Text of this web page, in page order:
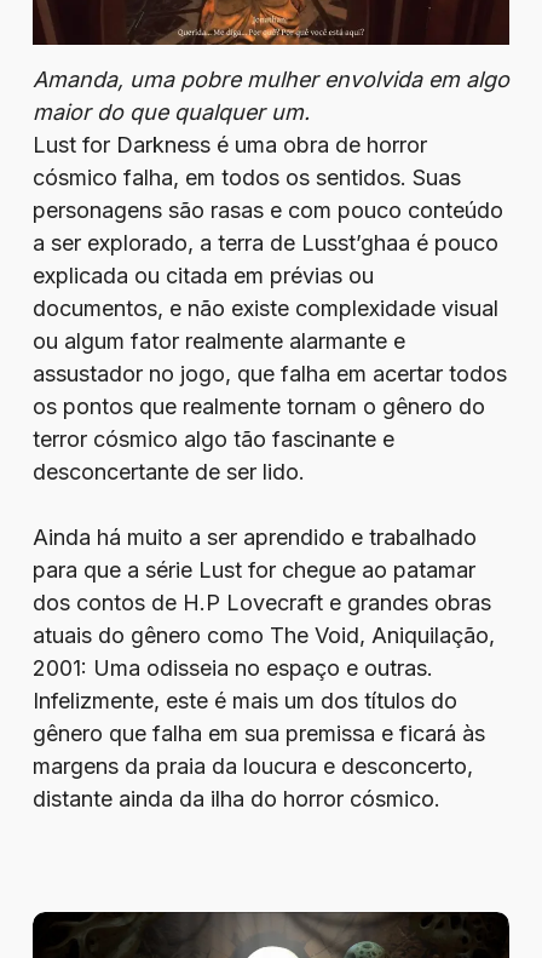
Amanda, uma pobre mulher envolvida em algo
maior do que qualquer um.
Lust for Darkness é uma obra de horror
cósmico falha, em todos os sentidos. Suas
personagens são rasas e com pouco conteúdo
a ser explorado, a terra de Lusst’ghaa é pouco
explicada ou citada em prévias ou
documentos, e não existe complexidade visual
ou algum fator realmente alarmante e
assustador no jogo, que falha em acertar todos
os pontos que realmente tornam o gênero do
terror cósmico algo tão fascinante e
desconcertante de ser lido.
Ainda há muito a ser aprendido e trabalhado
para que a série Lust for chegue ao patamar
dos contos de H.P Lovecraft e grandes obras
atuais do gênero como The Void, Aniquilação,
2001: Uma odisseia no espaço e outras.
Infelizmente, este é mais um dos títulos do
gênero que falha em sua premissa e ficará às
margens da praia da loucura e desconcerto,
distante ainda da ilha do horror cósmico.
Review